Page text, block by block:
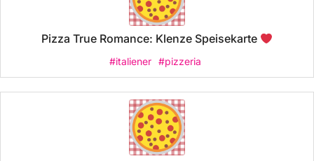
Pizza True Romance: Klenze Speisekarte
#italiener #pizzeria